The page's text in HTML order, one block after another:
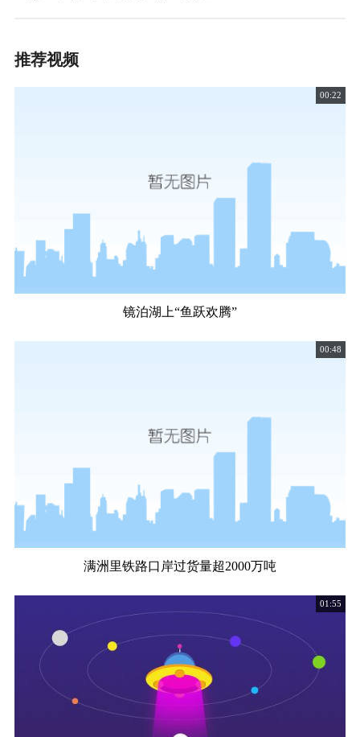
推荐视频
镜泊湖上“鱼跃欢腾”
00:22
满洲里铁路口岸过货量超2000万吨
00:48
01:55